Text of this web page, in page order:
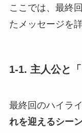
ここでは、最終
たメッセージを
1-1. 主人公と
最終回のハイライ
れを迎えるシー